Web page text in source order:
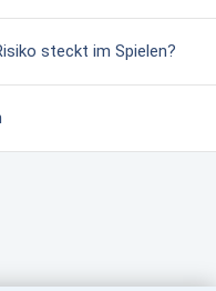
steckt im Spielen?